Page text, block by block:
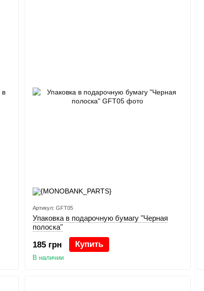
Артикул: GFT05
Упаковка в подарочную бумагу "Черная
полоска"
185 грн Купить
В наличии